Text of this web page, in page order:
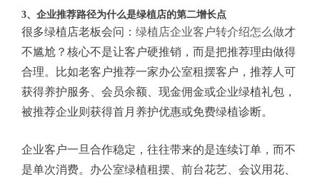
3、企业推荐路径为什么是绿植店的第二增长点
很多绿植店老板会问： 绿植店企业客户转介绍怎么做才
不尴尬？核心不是让客户硬推销，而是把推荐理由做得
合理。比如老客户推荐一家办公室租摆客户，推荐人可
获得养护服务、会员余额、现金佣金或企业绿植礼包，
被推荐企业则获得首月养护优惠或免费绿植诊断。
企业客户一旦合作稳定，往往带来的是连续订单，而不
是单次消费。办公室绿植租摆、前台花艺、会议用花、